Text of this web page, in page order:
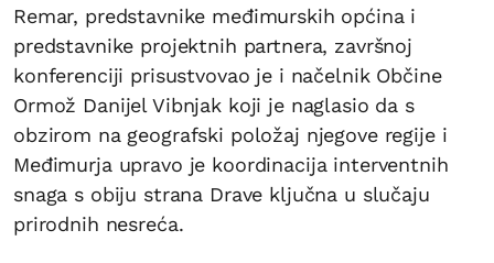
Remar, predstavnike međimurskih općina i
predstavnike projektnih partnera, završnoj
konferenciji prisustvovao je i načelnik Občine
Ormož Danijel Vibnjak koji je naglasio da s
obzirom na geografski položaj njegove regije i
Međimurja upravo je koordinacija interventnih
snaga s obiju strana Drave ključna u slučaju
prirodnih nesreća.